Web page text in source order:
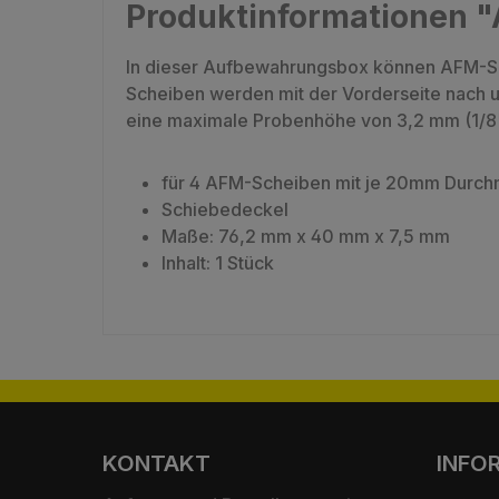
Produktinformationen
In dieser Aufbewahrungsbox können AFM-
Scheiben werden mit der Vorderseite nach
eine maximale Probenhöhe von 3,2 mm (1/
für 4 AFM-Scheiben mit je 20mm
Schiebedeckel
Maße: 76,2 mm x 40 mm x 7,5 mm
Inhalt: 1 Stück
KONTAKT